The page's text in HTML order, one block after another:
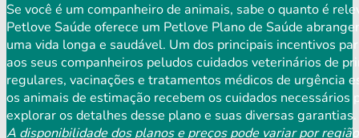
Se você é um companheiro de animais, sabe o quanto é
Petlove Saúde oferece um Petlove Plano de Saúde
uma vida longa e saudável. Um dos principais incentivos
aos seus companheiros peludos cuidados veterinários de
regulares, vacinações e tratamentos médicos de urgência
os animais de estimação recebem os cuidados
explorar os detalhes desse plano e suas diversas garantias.
A disponibilidade dos planos e preços pode variar por